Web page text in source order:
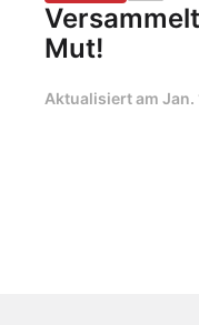
Mut!
Aktualisiert am Jan.